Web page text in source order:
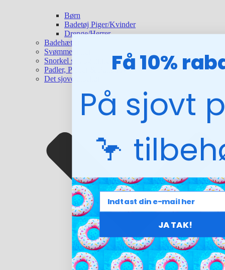
Børn
Badetøj Piger/Kvinder
Drenge/Herrer
Badehætter
Svømmebriller
Snorkel sæt og finner
Padler, Plader & Pullbuoy
Det sjove tilbehør
Få 10%
På sjovt
🦩
JA TAK!